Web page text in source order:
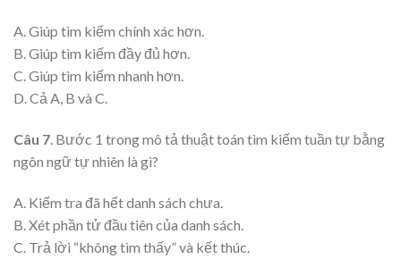
A. Giúp tìm kiếm chính xác hơn.
B. Giúp tìm kiếm đầy đủ hơn.
C. Giúp tìm kiếm nhanh hơn.
D. Cả A, B và C.
Câu 7. Bước 1 trong mô tả thuật toán tìm kiếm tuần tự bằng
ngôn ngữ tự nhiên là gì?
A. Kiểm tra đã hết danh sách chưa.
B. Xét phần tử đầu tiên của danh sách.
C. Trả lời “không tìm thấy” và kết thúc.